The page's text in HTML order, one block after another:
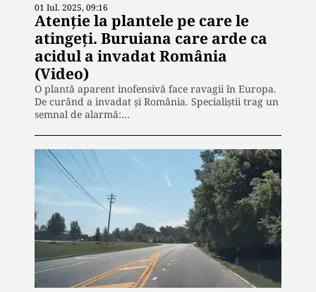
01 Iul. 2025, 09:16
Atenție la plantele pe care le
atingeți. Buruiana care arde ca
acidul a invadat România
(Video)
O plantă aparent inofensivă face ravagii în Europa.
De curând a invadat și România. Specialiștii trag un
semnal de alarmă:…